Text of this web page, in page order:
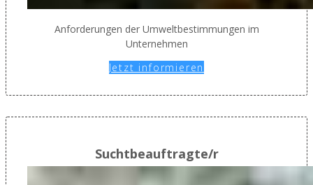
Anforderungen der Umweltbestimmungen im
Unternehmen
Jetzt informieren
Suchtbeauftragte/r